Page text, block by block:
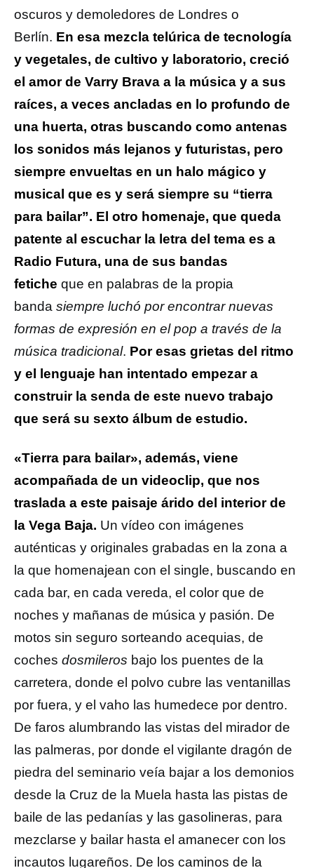
oscuros y demoledores de Londres o
Berlín. En esa mezcla telúrica de tecnología
y vegetales, de cultivo y laboratorio, creció
el amor de Varry Brava a la música y a sus
raíces, a veces ancladas en lo profundo de
una huerta, otras buscando como antenas
los sonidos más lejanos y futuristas, pero
siempre envueltas en un halo mágico y
musical que es y será siempre su “tierra
para bailar”. El otro homenaje, que queda
patente al escuchar la letra del tema es a
Radio Futura, una de sus bandas
fetiche que en palabras de la propia
banda siempre luchó por encontrar nuevas
formas de expresión en el pop a través de la
música tradicional. Por esas grietas del ritmo
y el lenguaje han intentado empezar a
construir la senda de este nuevo trabajo
que será su sexto álbum de estudio.
«Tierra para bailar», además, viene
acompañada de un videoclip, que nos
traslada a este paisaje árido del interior de
la Vega Baja. Un vídeo con imágenes
auténticas y originales grabadas en la zona a
la que homenajean con el single, buscando en
cada bar, en cada vereda, el color que de
noches y mañanas de música y pasión. De
motos sin seguro sorteando acequias, de
coches dosmileros bajo los puentes de la
carretera, donde el polvo cubre las ventanillas
por fuera, y el vaho las humedece por dentro.
De faros alumbrando las vistas del mirador de
las palmeras, por donde el vigilante dragón de
piedra del seminario veía bajar a los demonios
desde la Cruz de la Muela hasta las pistas de
baile de las pedanías y las gasolineras, para
mezclarse y bailar hasta el amanecer con los
incautos lugareños. De los caminos de la